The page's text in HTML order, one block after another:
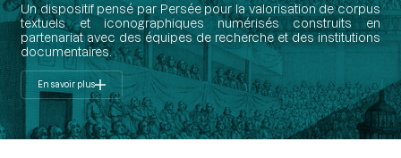
Un dispositif pensé par Persée pour la valorisation de corpus
textuels et iconographiques numérisés construits en
partenariat avec des équipes de recherche et des institutions
documentaires.
En savoir plus